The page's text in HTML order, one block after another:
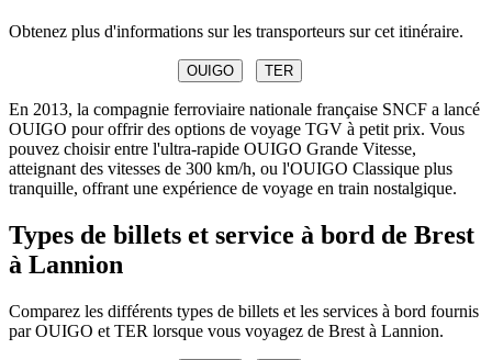
Obtenez plus d'informations sur les transporteurs sur cet itinéraire.
OUIGO TER
En 2013, la compagnie ferroviaire nationale française SNCF a lancé
OUIGO pour offrir des options de voyage TGV à petit prix. Vous
pouvez choisir entre l'ultra-rapide OUIGO Grande Vitesse,
atteignant des vitesses de 300 km/h, ou l'OUIGO Classique plus
tranquille, offrant une expérience de voyage en train nostalgique.
Types de billets et service à bord de Brest
à Lannion
Comparez les différents types de billets et les services à bord fournis
par OUIGO et TER lorsque vous voyagez de Brest à Lannion.